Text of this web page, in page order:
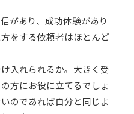
があり、成功体験があり
をする依頼者はほとんど
入れられるか。大きく受
方にお役に立てるでしょ
のであれば自分と同じよ